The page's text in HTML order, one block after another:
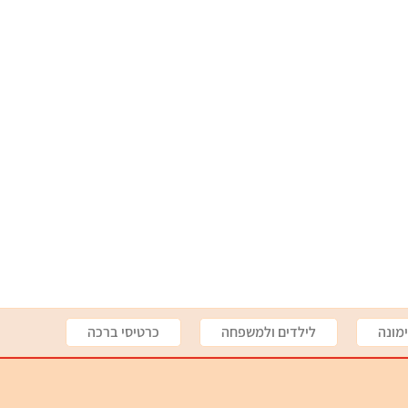
לילדים ולמשפחה כרטיסי ברכה